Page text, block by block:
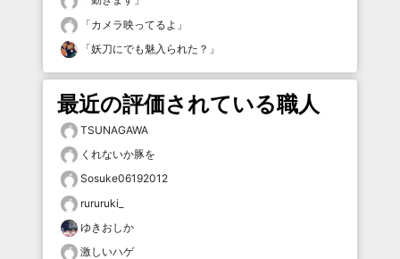
「カメラ映ってるよ 」
「妖刀にでも魅入られた？ 」
最近の評価されている職人
TSUNAGAWA
くれないか豚を
Sosuke06192012
rururuki_
ゆきおしか
激しいハゲ